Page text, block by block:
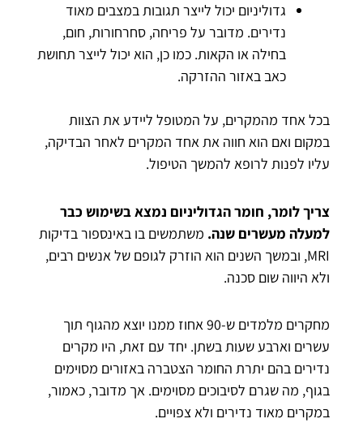
גדוליניום יכול לייצר תגובות במצבים מאוד
נדירים. מדובר על פריחה, סחרחורות, חום,
בחילה או הקאות. כמו כן, הוא יכול לייצר תחושת
כאב באזור ההזרקה.
בכל אחד מהמקרים, על המטופל ליידע את הצוות
במקום ואם הוא חווה את אחד המקרים לאחר הבדיקה,
עליו לפנות לרופא להמשך הטיפול.
צריך לומר, חומר הגדוליניום נמצא בשימוש כבר
למעלה מעשרים שנה. משתמשים בו באינספור בדיקות
MRI, ובמשך השנים הוא הוזרק לגופם של אנשים רבים,
ולא היווה שום סכנה.
מחקרים מלמדים ש-90 אחוז ממנו יוצא מהגוף תוך
עשרים וארבע שעות בשתן. יחד עם זאת, היו מקרים
נדירים בהם יתרת החומר הצטברה באזורים מסוימים
בגוף, מה שגרם לסיבוכים מסוימים. אך מדובר, כאמור,
במקרים מאוד נדירים ולא צפויים.